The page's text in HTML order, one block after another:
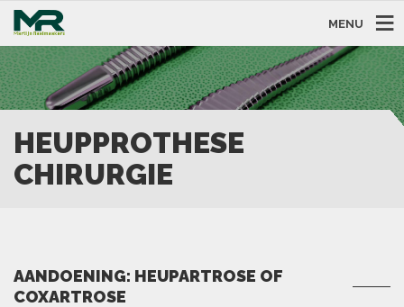
MENU
HEUPPROTHESE
CHIRURGIE
AANDOENING: HEUPARTROSE OF
COXARTROSE